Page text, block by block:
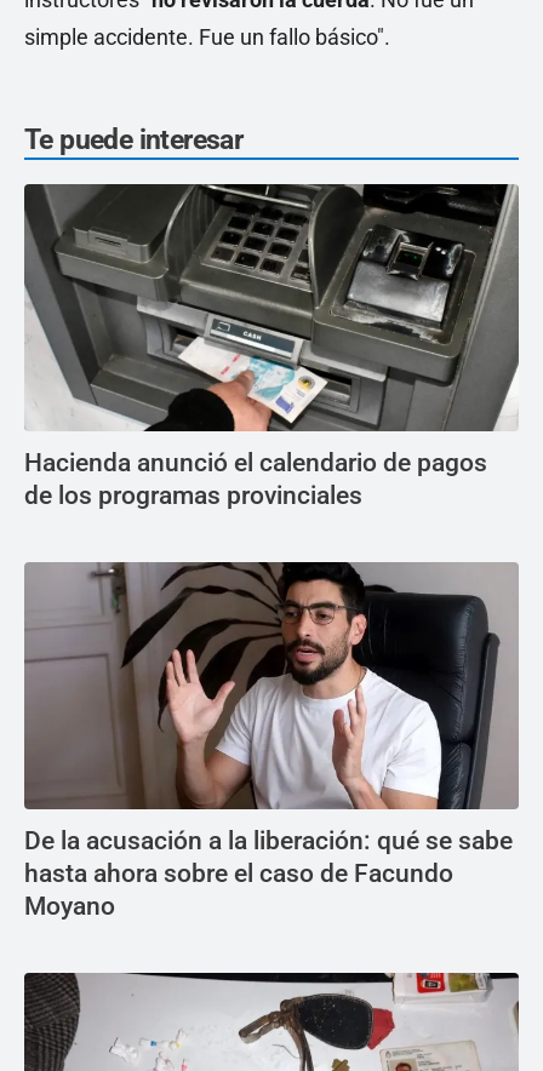
simple accidente. Fue un fallo básico".
Te puede interesar
Hacienda anunció el calendario de pagos
de los programas provinciales
De la acusación a la liberación: qué se sabe
hasta ahora sobre el caso de Facundo
Moyano